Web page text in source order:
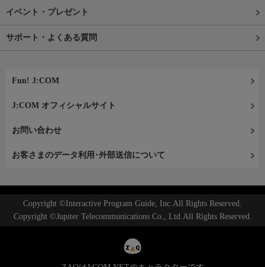
イベント・プレゼント
サポート・よくある質問
Fun! J:COM
J:COM オフィシャルサイト
お問い合わせ
お客さまのデータ利用･外部送信について
Copyright ©Interactive Program Guide, Inc.All Rights Reserved.
Copyright ©Jupiter Telecommunications Co., Ltd.All Rights Reserved.